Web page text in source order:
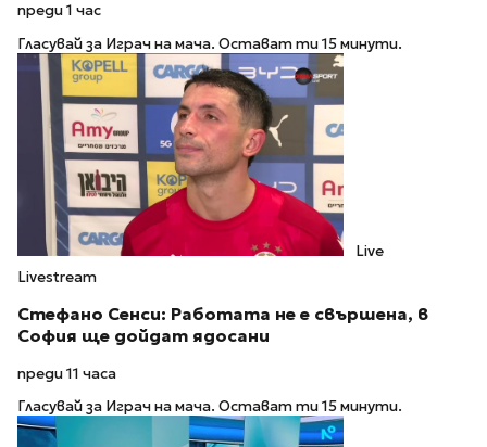
преди 1 час
Гласувай за Играч на мача. Остават ти 15 минути.
Live
Livestream
Стефано Сенси: Работата не е свършена, в
София ще дойдат ядосани
преди 11 часа
Гласувай за Играч на мача. Остават ти 15 минути.